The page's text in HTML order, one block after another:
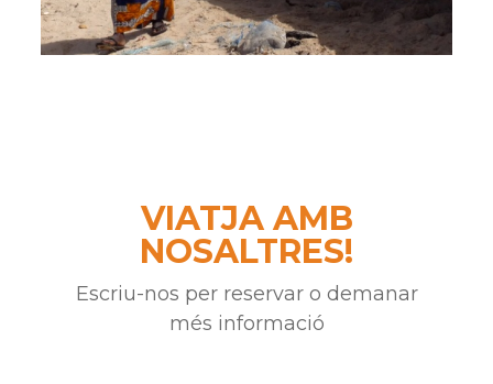
VIATJA AMB
NOSALTRES!
Escriu-nos per reservar o demanar
més informació